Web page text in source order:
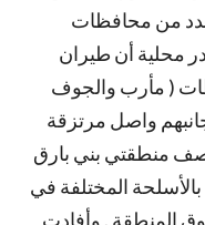
عدد من محافظات
محلية أن طيران
( مأرب والجوف
واصل مرتزقة
منطقتي بني بارق
المختلفة في
المنطقة . وأفادت